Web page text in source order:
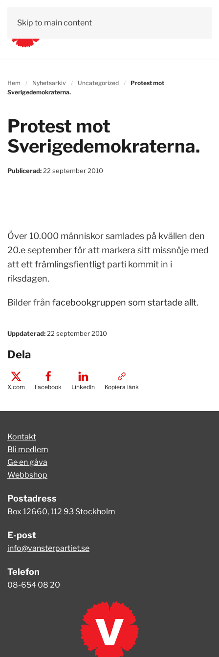
Skip to main content
Hem Nyhetsarkiv Uncategorized
Protest mot
Sverigedemokraterna.
Protest mot
Sverigedemokraterna.
Publicerad: 22 september 2010
Över 10.000 människor samlades på kvällen den
20.e september för att markera sitt missnöje med
att ett främlingsfientligt parti kommit in i
riksdagen.
Bilder från facebookgruppen som startade allt.
Uppdaterad: 22 september 2010
Dela
X.com Facebook LinkedIn Kopiera länk
Kontakt
Bli medlem
Ge en gåva
Webbshop
Postadress
Box 12660, 112 93 Stockholm
E-post
info@vansterpartiet.se
Telefon
08-654 08 20